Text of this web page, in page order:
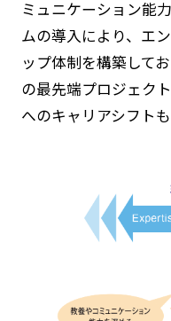
ミュニケーション能
ムの導入により、エ
ップ体制を構築して
の最先端プロジェク
へのキャリアシフトも